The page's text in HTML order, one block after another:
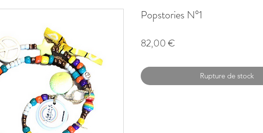
Popstories N°1
82,00 €
Rupture de stock